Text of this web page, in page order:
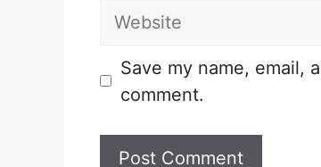
Website
Save my name, email,
comment.